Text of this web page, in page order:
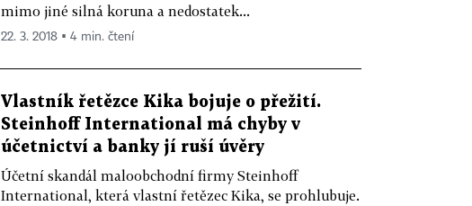
mimo jiné silná koruna a nedostatek...
22. 3. 2018 ▪ 4 min. čtení
Vlastník řetězce Kika bojuje o přežití.
Steinhoff International má chyby v
účetnictví a banky jí ruší úvěry
Účetní skandál maloobchodní firmy Steinhoff
International, která vlastní řetězec Kika, se prohlubuje.